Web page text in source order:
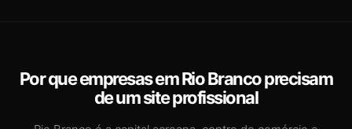
Por que empresas em Rio Branco precisam
de um site profissional